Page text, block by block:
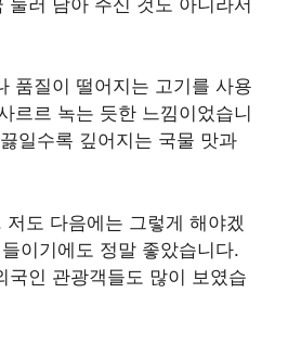
품질이 떨어지는 고기를 사용
르르 녹는 듯한 느낌이었습니
일수록 깊어지는 국물 맛과
도 다음에는 그렇게 해야겠
이기에도 정말 좋았습니다.
국인 관광객들도 많이 보였습